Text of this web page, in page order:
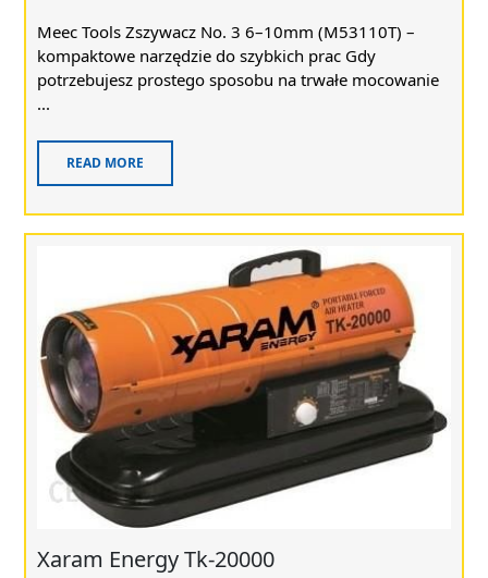
Meec Tools Zszywacz No. 3 6–10mm (M53110T) –
kompaktowe narzędzie do szybkich prac Gdy
potrzebujesz prostego sposobu na trwałe mocowanie
...
READ MORE
Xaram Energy Tk-20000